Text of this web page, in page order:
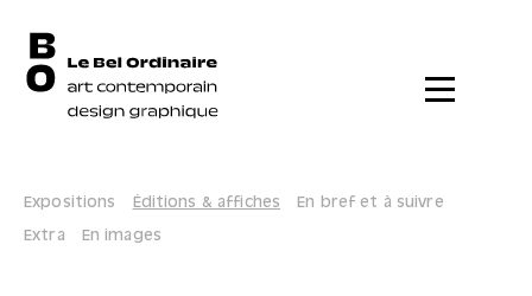
Menu
Expositions Éditions & affiches En bref et à suivre
Extra En images